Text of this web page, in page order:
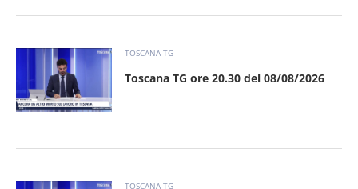
TOSCANA TG
Toscana TG ore 20.30 del 08/08/2026
TOSCANA TG